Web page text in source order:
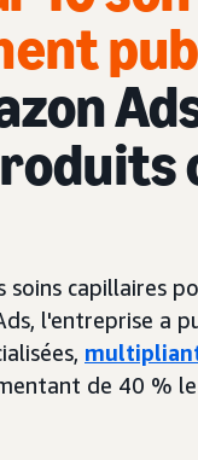
soins capillaires
l'entreprise a
de 40 %